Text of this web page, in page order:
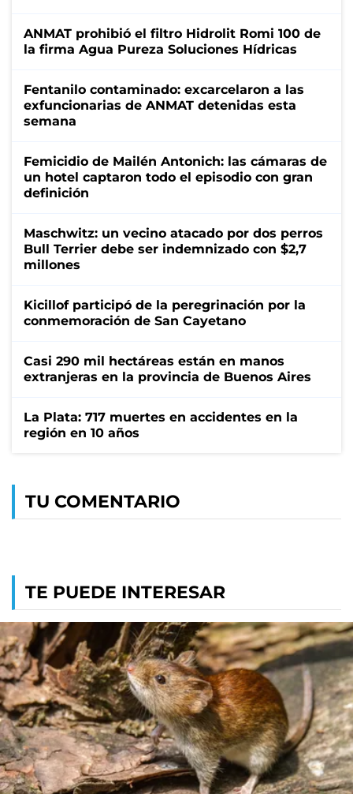
ANMAT prohibió el filtro Hidrolit Romi 100 de
la firma Agua Pureza Soluciones Hídricas
Fentanilo contaminado: excarcelaron a las
exfuncionarias de ANMAT detenidas esta
semana
Femicidio de Mailén Antonich: las cámaras de
un hotel captaron todo el episodio con gran
definición
Maschwitz: un vecino atacado por dos perros
Bull Terrier debe ser indemnizado con $2,7
millones
Kicillof participó de la peregrinación por la
conmemoración de San Cayetano
Casi 290 mil hectáreas están en manos
extranjeras en la provincia de Buenos Aires
La Plata: 717 muertes en accidentes en la
región en 10 años
TU COMENTARIO
TE PUEDE INTERESAR